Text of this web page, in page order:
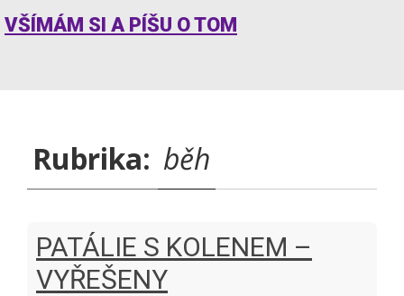
VŠÍMÁM SI A PÍŠU O TOM
Rubrika: běh
PATÁLIE S KOLENEM –
VYŘEŠENY